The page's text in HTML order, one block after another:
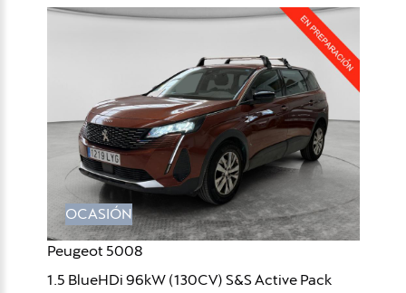
OCASIÓN
Peugeot 5008
1.5 BlueHDi 96kW (130CV) S&S Active Pack